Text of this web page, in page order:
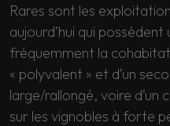
Rares sont les
aujourd’hui qui
fréquemment la
« polyvalent » et d’un
large/rallongé, voire d’un
sur les vignobles à forte